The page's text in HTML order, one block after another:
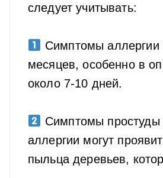
следует учитывать:
Симптомы аллергии
месяцев, особенно в
около 7-10 дней.
Симптомы простуды
аллергии могут
пыльца деревьев,